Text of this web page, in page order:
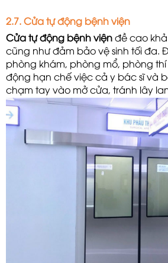
2.7. Cửa tự động bệnh viện
Cửa tự động bệnh viện đề cao
cũng như đảm bảo vệ sinh tối đa.
phòng khám, phòng mổ, phòng
động hạn chế việc cả y bác sĩ và
chạm tay vào mở cửa, tránh lây